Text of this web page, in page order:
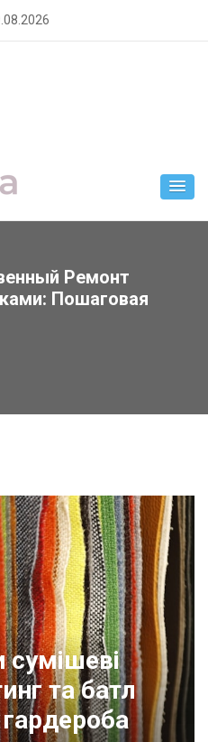
Ремонт
Пошаговая
сумішеві
та батл